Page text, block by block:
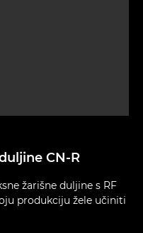
CN-R
žarišne duljine s RF
produkciju žele učiniti